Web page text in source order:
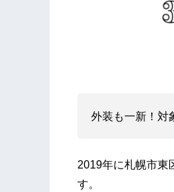
外装も一新！対
2019年に札幌市東
す。